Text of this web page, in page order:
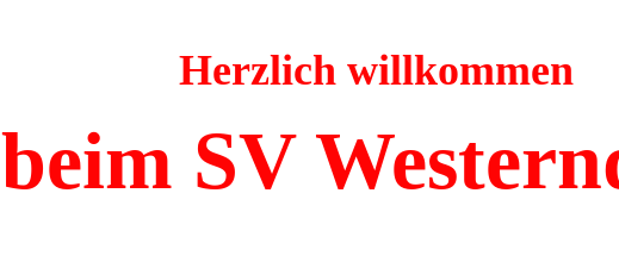
Herzlich willkommen
beim SV